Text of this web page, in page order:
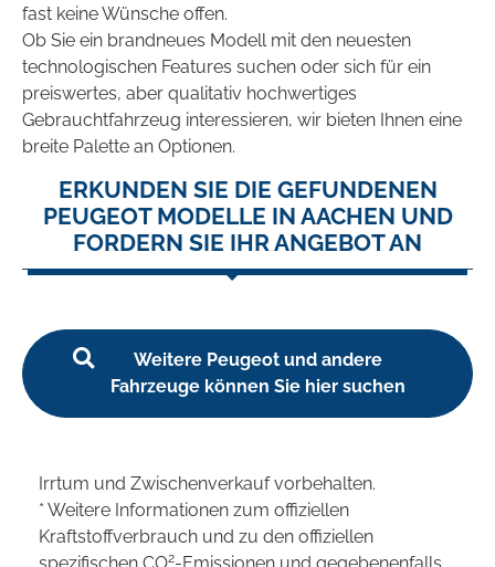
fast keine Wünsche offen.
Ob Sie ein brandneues Modell mit den neuesten
technologischen Features suchen oder sich für ein
preiswertes, aber qualitativ hochwertiges
Gebrauchtfahrzeug interessieren, wir bieten Ihnen eine
breite Palette an Optionen.
ERKUNDEN SIE DIE GEFUNDENEN
PEUGEOT MODELLE IN AACHEN UND
FORDERN SIE IHR ANGEBOT AN
Weitere Peugeot und andere
Fahrzeuge können Sie hier suchen
Irrtum und Zwischenverkauf vorbehalten.
* Weitere Informationen zum offiziellen
Kraftstoffverbrauch und zu den offiziellen
2